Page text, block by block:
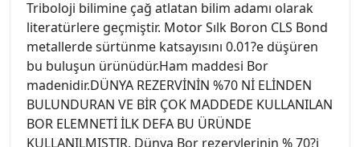
Triboloji bilimine çağ atlatan bilim adamı olarak
literatürlere geçmiştir. Motor Sılk Boron CLS Bond
metallerde sürtünme katsayısını 0.01?e düşüren
bu buluşun ürünüdür.Ham maddesi Bor
madenidir.DÜNYA REZERVİNİN %70 Nİ ELİNDEN
BULUNDURAN VE BİR ÇOK MADDEDE KULLANILAN
BOR ELEMNETİ İLK DEFA BU ÜRÜNDE
KULLANILMIŞTIR. Dünya Bor rezervlerinin % 70?i